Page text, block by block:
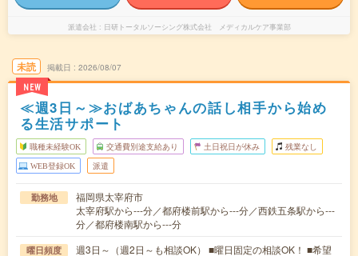
派遣会社 日研トータルソーシング株式会社 メディカルケア事業部
未読
NEW
掲載日 2026/08/07
≪週3日～≫おばあちゃんの話し相手から始め
る生活サポート
職種未経験OK 交通費別途支給あり 土日祝日が休み 残業なし
WEB登録OK 派遣
勤務地
福岡県太宰府市
太宰府駅から---分／都府楼前駅から---分／西鉄五条駅から---
分／都府楼南駅から---分
曜日頻度 週3日～（週2日～も相談OK） ■曜日固定の相談OK！ ■希望